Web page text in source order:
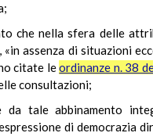
che nella sfera delle
assenza di situazioni
citate leordinanze n. 38
consultazioni;
tale abbinamento
di